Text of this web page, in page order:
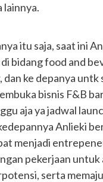
lainnya.
itu saja, saat ini
bidang food and
ke depanya untk
bisnis F&B
aja ya jadwal
Anlieki
menjadi
pekerjaan untuk
serta